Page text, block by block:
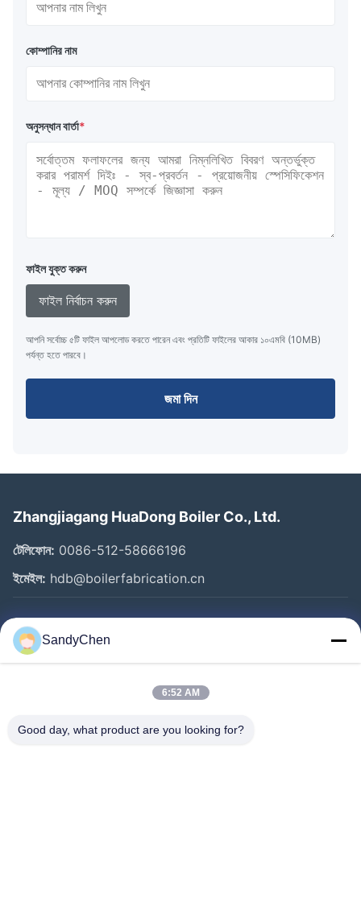
কোম্পানির নাম
অনুসন্ধান বার্তা*
ফাইল যুক্ত করুন
ফাইল নির্বাচন করুন
আপনি সর্বোচ্চ ৫টি ফাইল আপলোড করতে পারেন এবং প্রতিটি ফাইলের আকার ১০এমবি (10MB)
পর্যন্ত হতে পারবে।
জমা দিন
Zhangjiagang HuaDong Boiler Co., Ltd.
টেলিফোন: 0086-512-58666196
ইমেইল: hdb@boilerfabrication.cn
গুরুত্বপূর্ণ সংযোগ
বাড়ি
ভিডিও
SandyChen
6:52 AM
Good day, what product are you looking for?